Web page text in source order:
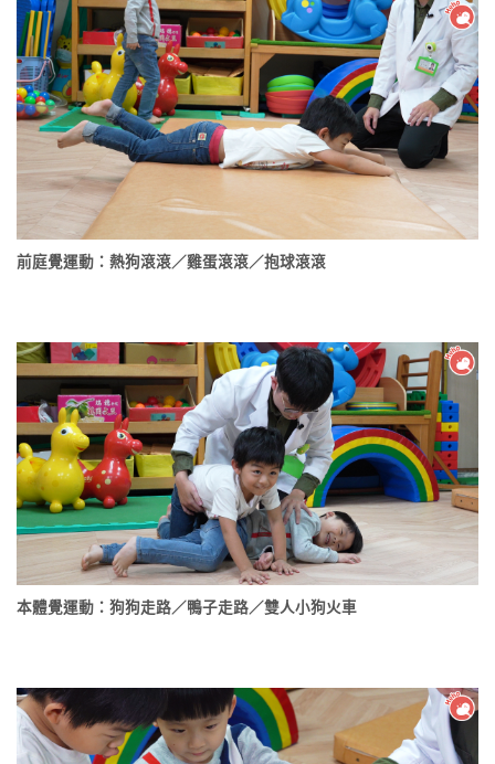
前庭覺運動：熱狗滾滾／雞蛋滾滾／抱球滾滾
本體覺運動：狗狗走路／鴨子走路／雙人小狗火車